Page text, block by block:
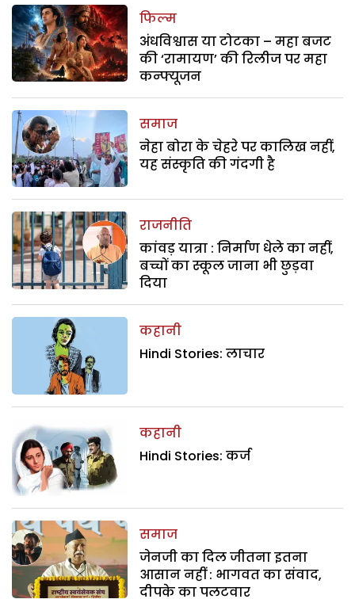
फिल्म
अंधविश्वास या टोटका – महा बजट
की ‘रामायण’ की रिलीज पर महा
कन्फ्यूजन
समाज
नेहा बोरा के चेहरे पर कालिख नहीं,
यह संस्कृति की गंदगी है
राजनीति
कांवड़ यात्रा : निर्माण धेले का नहीं,
बच्चों का स्कूल जाना भी छुड़वा
दिया
कहानी
Hindi Stories: लाचार
कहानी
Hindi Stories: कर्ज
समाज
जेनजी का दिल जीतना इतना
आसान नहीं : भागवत का संवाद,
दीपके का पलटवार